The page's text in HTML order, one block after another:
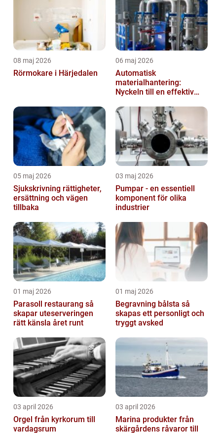
08 maj 2026
Rörmokare i Härjedalen
06 maj 2026
Automatisk
materialhantering:
Nyckeln till en effektiv
05 maj 2026
Sjukskrivning rättigheter,
ersättning och vägen
tillbaka
03 maj 2026
Pumpar - en essentiell
komponent för olika
industrier
01 maj 2026
Parasoll restaurang så
skapar uteserveringen
rätt känsla året runt
01 maj 2026
Begravning bålsta så
skapas ett personligt och
tryggt avsked
03 april 2026
Orgel från kyrkorum till
vardagsrum
03 april 2026
Marina produkter från
skärgårdens råvaror till